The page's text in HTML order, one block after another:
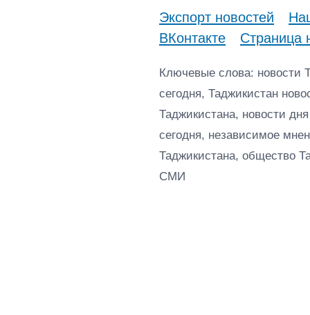
Экспорт новостей
ВКонтакте
Страница
Ключевые слова: новости
сегодня, Таджикистан
Таджикистана, новости
сегодня, независимое
Таджикистана, общество
СМИ